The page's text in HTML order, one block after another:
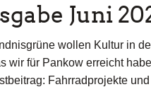
Juni
wollen Kultur in
wir für Pankow erreicht
Fahrradprojekte